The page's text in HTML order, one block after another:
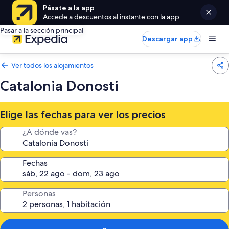
Pásate a la app
Accede a descuentos al instante con la app
Pasar a la sección principal
Descargar app
Ver todos los alojamientos
Catalonia Donosti
Elige las fechas para ver los precios
¿A dónde vas?
Fechas
Personas